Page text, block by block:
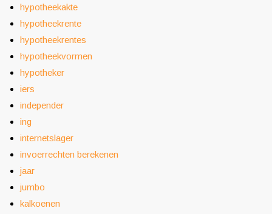
hypotheekakte
hypotheekrente
hypotheekrentes
hypotheekvormen
hypotheker
iers
independer
ing
internetslager
invoerrechten berekenen
jaar
jumbo
kalkoenen